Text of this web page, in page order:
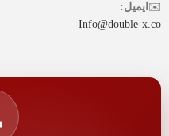
✉️ ایمیل:
Info@double-x.co